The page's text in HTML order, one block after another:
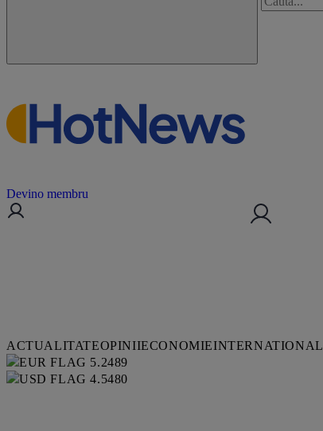
Devino membru
ACTUALITATEOPINIIECONOMIEINTERNATIONAL
5.2489
4.5480